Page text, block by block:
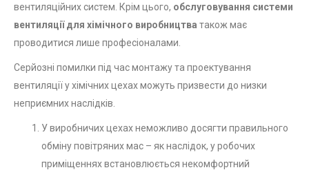
вентиляційних систем. Крім цього, обслуговування системи
вентиляції для хімічного виробництва також має
проводитися лише професіоналами.
Серйозні помилки під час монтажу та проектування
вентиляції у хімічних цехах можуть призвести до низки
неприємних наслідків.
У виробничих цехах неможливо досягти правильного
обміну повітряних мас – як наслідок, у робочих
приміщеннях встановлюється некомфортний